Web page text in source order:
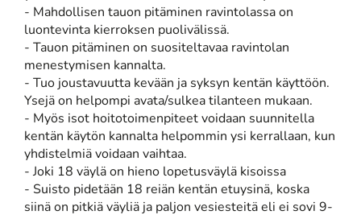
- Mahdollisen tauon pitäminen ravintolassa on
luontevinta kierroksen puolivälissä.
- Tauon pitäminen on suositeltavaa ravintolan
menestymisen kannalta.
- Tuo joustavuutta kevään ja syksyn kentän käyttöön.
Ysejä on helpompi avata/sulkea tilanteen mukaan.
- Myös isot hoitotoimenpiteet voidaan suunnitella
kentän käytön kannalta helpommin ysi kerrallaan, kun
yhdistelmiä voidaan vaihtaa.
- Joki 18 väylä on hieno lopetusväylä kisoissa
- Suisto pidetään 18 reiän kentän etuysinä, koska
siinä on pitkiä väyliä ja paljon vesiesteitä eli ei sovi 9-